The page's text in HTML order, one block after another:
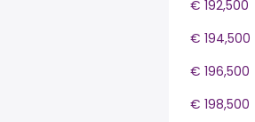
€ 192,500
€ 194,500
€ 196,500
€ 198,500